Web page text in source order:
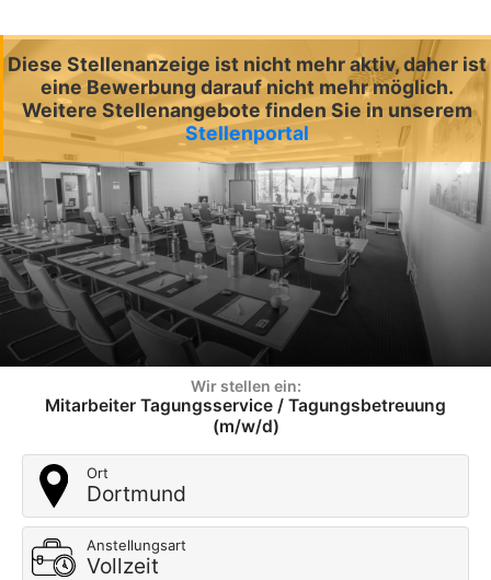
Diese Stellenanzeige ist nicht mehr aktiv, daher ist
eine Bewerbung darauf nicht mehr möglich.
Weitere Stellenangebote finden Sie in unserem
Stellenportal
Wir stellen ein:
Mitarbeiter Tagungsservice / Tagungsbetreuung
(m/w/d)
Ort
Dortmund
Anstellungsart
Vollzeit